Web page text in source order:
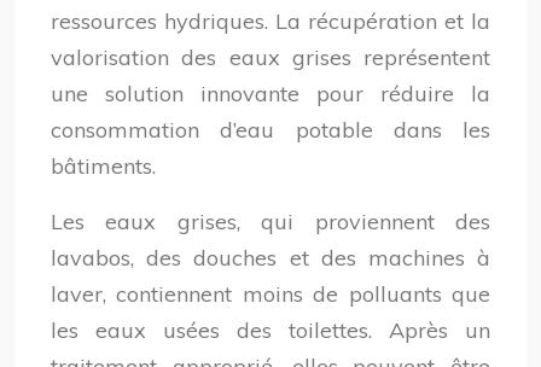
ressources hydriques. La récupération et la
valorisation des eaux grises représentent
une solution innovante pour réduire la
consommation d’eau potable dans les
bâtiments.
Les eaux grises, qui proviennent des
lavabos, des douches et des machines à
laver, contiennent moins de polluants que
les eaux usées des toilettes. Après un